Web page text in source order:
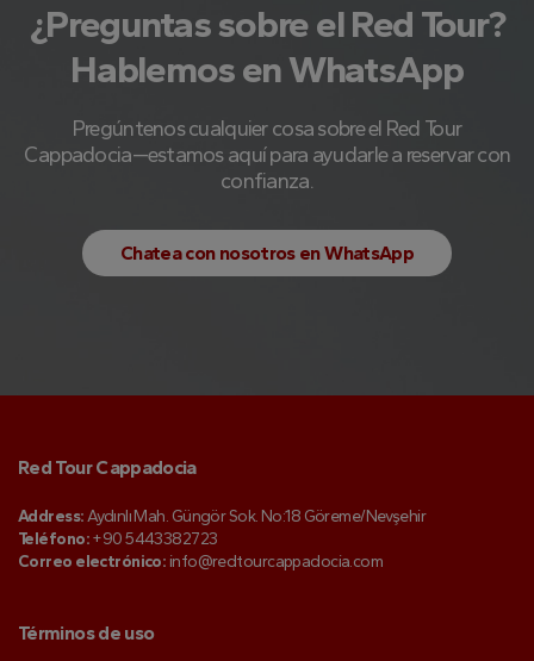
¿Preguntas sobre el Red Tour?
Hablemos en WhatsApp
Pregúntenos cualquier cosa sobre el Red Tour
Cappadocia—estamos aquí para ayudarle a reservar con
confianza.
Chatea con nosotros en WhatsApp
Red Tour Cappadocia
Address:Aydınlı Mah. Güngör Sok. No:18 Göreme/Nevşehir
Teléfono:+90 5443382723
Correo electrónico: info@redtourcappadocia.com
Términos de uso